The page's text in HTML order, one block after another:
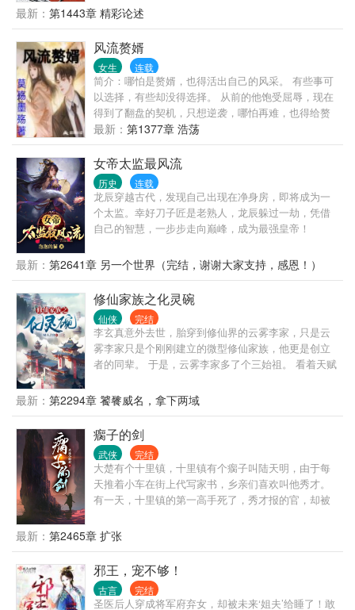
灌顶的政治智慧，绝对值得一读。 人生就是一场修
行，你得找到自己的道，升迁有道，自能平步青云，
段一凡历经官场沉浮，终于找到自己的升迁之道，走
上人生巅峰。一刀出品，必属精品。
最新： 第1443章 精彩论述
风流赘婿
女生 连载
简介：哪怕是赘婿，也得活出自己的风采。 有些事可
以选择，有些却没得选择。 从前的他饱受屈辱，现在
得到了翻盘的契机，只想逆袭，哪怕再难，也得给赘
婿正名，来人间一趟，不能留有遗憾。 美人，江山，
我都要。
最新： 第1377章 浩荡
女帝太监最风流
历史 连载
龙辰穿越古代，发现自己出现在净身房，即将成为一
个太监。幸好刀子匠是老熟人，龙辰躲过一劫，凭借
自己的智慧，一步步走向巅峰，成为最强皇帝！
最新： 第2641章 另一个世界（完结，谢谢大家支持，感恩！）
修仙家族之化灵碗
仙侠 完结
李玄真意外去世，胎穿到修仙界的云雾李家，只是云
雾李家只是个刚刚建立的微型修仙家族，他更是创立
者的同辈。 于是，云雾李家多了个三始祖。 看着天赋
姐，最后再感受着资质普通的自己，李玄真心累啊。
幸好穿越者配备着金手指的，他发现跟着自己穿越而
来的祖传的玉碗竟然是个宝贝，可以炼化灵物中的灵
气为灵液。 服用灵液修炼速度超快，还没有丹毒，比
丹药强多了。 凭借着化灵碗，李玄真到处搜刮灵物，
赚取灵石，最终走出了一条磕灵物修仙道路。
最新： 第2294章 饕餮威名，拿下两域
瘸子的剑
武侠 完结
大楚有个十里镇，十里镇有个瘸子叫陆天明，由于每
天推着小车在街上代写家书，乡亲们喜欢叫他秀才。
有一天，十里镇的第一高手死了，秀才报的官，却被
出了一个剑神。 没有人知道他是谁，只知道他来无影
去无踪，杀人无形。 有一天代人写信时，有人问秀
才，为什么执笔时手一点都不抖。 秀才回他。 “你看
我执笔，像不像执剑？” 自此，十里镇剑神，成了天下
的剑神。
最新： 第2465章 扩张
邪王，宠不够！
古言 完结
圣医后人穿成将军府弃女，却被未来‘姐夫’给睡了！敢